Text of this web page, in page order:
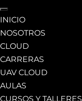
INICIO
NOSOTROS
CLOUD
CARRERAS
UAV CLOUD
AULAS
CURSOS Y TALLERES